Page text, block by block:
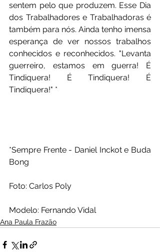
sentem pelo que produzem. Esse Dia
dos Trabalhadores e Trabalhadoras é
também para nós. Ainda tenho imensa
esperança de ver nossos trabalhos
conhecidos e reconhecidos. "Levanta
guerreiro, estamos em guerra! É
Tindiquera! É Tindiquera! É
Tindiquera!" *
*Sempre Frente - Daniel Inckot e Buda
Bong
Foto: Carlos Poly
Modelo: Fernando Vidal
Ana Paula Frazão